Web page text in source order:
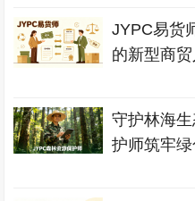
JYPC易货
的新型商
守护林海
护师筑牢